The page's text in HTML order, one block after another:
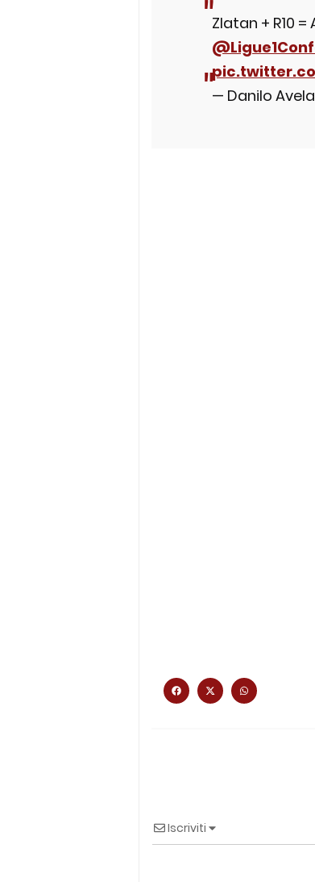
Zlatan + R10 =
— Danilo
Iscriviti